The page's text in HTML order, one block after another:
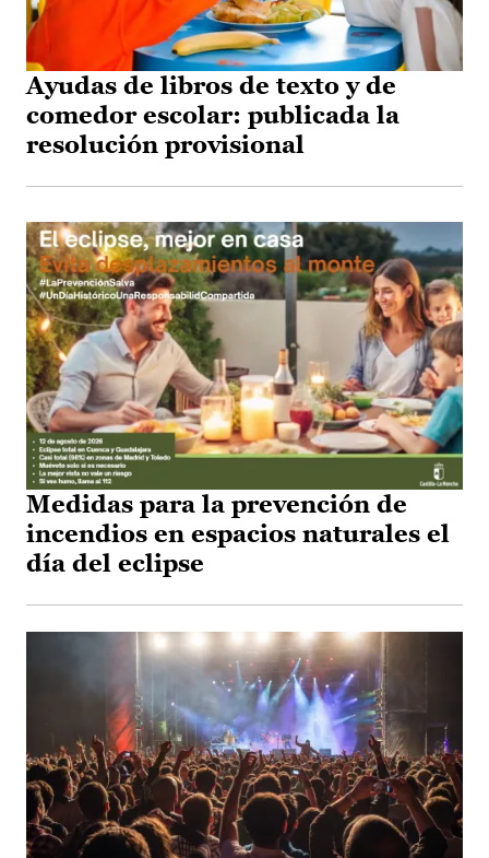
Ayudas de libros de texto y de
comedor escolar: publicada la
resolución provisional
Medidas para la prevención de
incendios en espacios naturales el
día del eclipse